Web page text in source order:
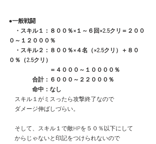
●一般戦闘
・スキル１：８００％×１～６回×2.5クリ＝２００
０～１２０００％
・スキル２：８００％×４名（×2.5クリ）＋８０
０％（2.5クリ）
＝４０００～１００００％
合計：６０００～２２０００％
命中：なし
スキル１がミスったら攻撃終了なので
ダメージ伸ばしづらい。
そして、スキル１で敵HPを５０％以下にして
からじゃないと印記をつけられないので